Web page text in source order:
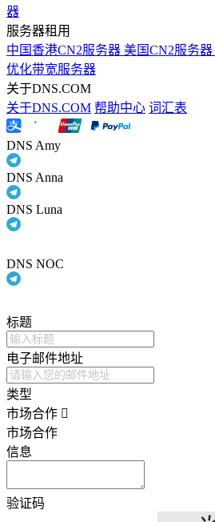
器
服务器租用
中国香港CN2服务器 美国CN2服务器
优化带宽服务器
关于DNS.COM
关于DNS.COM 帮助中心 词汇表
DNS Amy
DNS Anna
DNS Luna
DNS NOC
标题
电子邮件地址
类型
市场合作
市场合作
信息
验证码